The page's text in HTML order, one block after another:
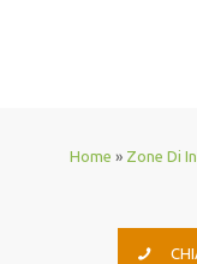
Home » Zone Di